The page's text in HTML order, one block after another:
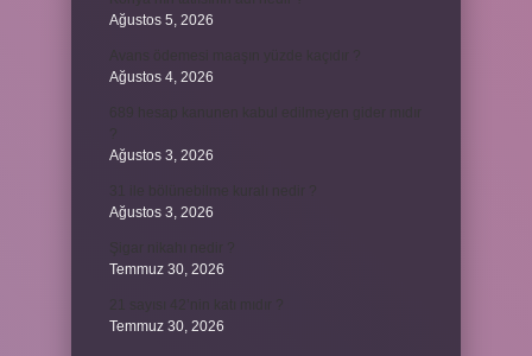
Ağustos 5, 2026
Ağustos 4, 2026
Ağustos 3, 2026
Ağustos 3, 2026
Temmuz 30, 2026
Temmuz 30, 2026